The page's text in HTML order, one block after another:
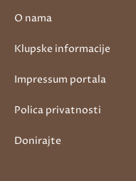
O nama
Klupske informacije
Impressum portala
Polica privatnosti
Donirajte